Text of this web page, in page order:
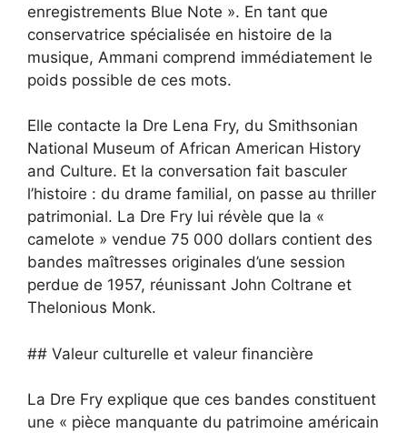
enregistrements Blue Note ». En tant que
conservatrice spécialisée en histoire de la
musique, Ammani comprend immédiatement le
poids possible de ces mots.
Elle contacte la Dre Lena Fry, du Smithsonian
National Museum of African American History
and Culture. Et la conversation fait basculer
l’histoire : du drame familial, on passe au thriller
patrimonial. La Dre Fry lui révèle que la «
camelote » vendue 75 000 dollars contient des
bandes maîtresses originales d’une session
perdue de 1957, réunissant John Coltrane et
Thelonious Monk.
## Valeur culturelle et valeur financière
La Dre Fry explique que ces bandes constituent
une « pièce manquante du patrimoine américain